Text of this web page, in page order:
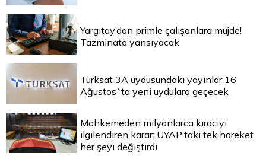
Yargıtay’dan primle çalışanlara müjde!
Tazminata yansıyacak
Türksat 3A uydusundaki yayınlar 16
Ağustos`ta yeni uydulara geçecek
Mahkemeden milyonlarca kiracıyı
ilgilendiren karar: UYAP’taki tek hareket
her şeyi değiştirdi